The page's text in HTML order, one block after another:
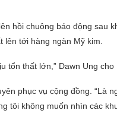
hồi chuông báo động sau
tới hàng ngàn Mỹ kim.
tổn thất lớn,” Dawn Ung cho
phục vụ cộng đồng. “Là
tôi không muốn nhìn các